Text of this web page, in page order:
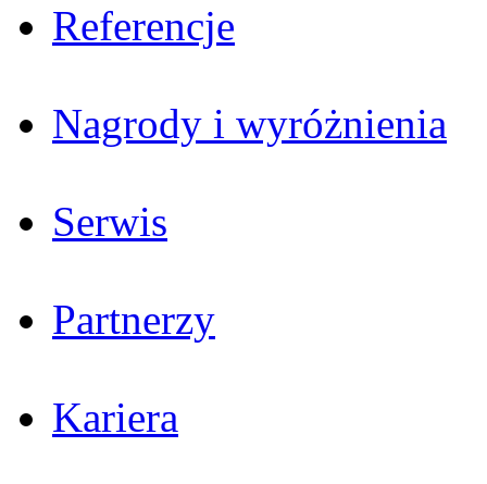
Referencje
Nagrody i wyróżnienia
Serwis
Partnerzy
Kariera